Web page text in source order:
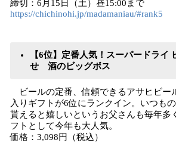
締切：6月15日（土）昼15:00まで
https://chichinohi.jp/madamaniau/#rank5
【6位】定番人気！スーパードライ
せ 酒のビッグボス
ビールの定番、信頼できるアサヒビー
入りギフトが6位にランクイン。いつも
貰えると嬉しいというお父さんも毎年多
フトとして今年も大人気。
価格：3,098円（税込）